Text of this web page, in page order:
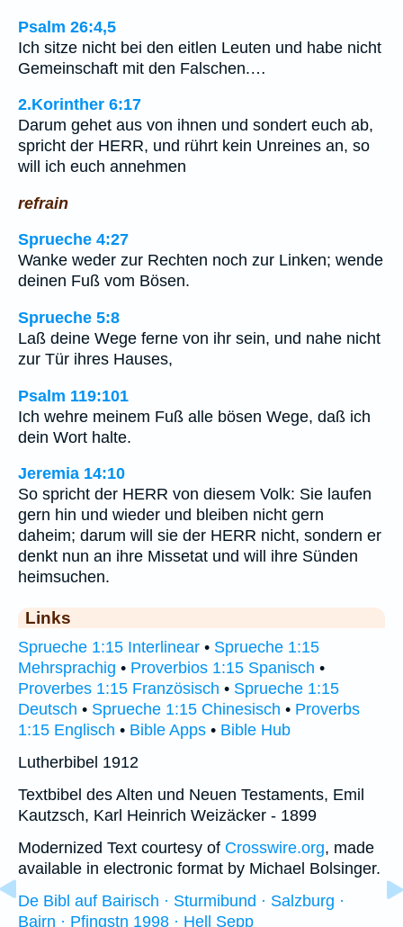
Psalm 26:4,5
Ich sitze nicht bei den eitlen Leuten und habe nicht
Gemeinschaft mit den Falschen.…
2.Korinther 6:17
Darum gehet aus von ihnen und sondert euch ab,
spricht der HERR, und rührt kein Unreines an, so
will ich euch annehmen
refrain
Sprueche 4:27
Wanke weder zur Rechten noch zur Linken; wende
deinen Fuß vom Bösen.
Sprueche 5:8
Laß deine Wege ferne von ihr sein, und nahe nicht
zur Tür ihres Hauses,
Psalm 119:101
Ich wehre meinem Fuß alle bösen Wege, daß ich
dein Wort halte.
Jeremia 14:10
So spricht der HERR von diesem Volk: Sie laufen
gern hin und wieder und bleiben nicht gern
daheim; darum will sie der HERR nicht, sondern er
denkt nun an ihre Missetat und will ihre Sünden
heimsuchen.
Links
Sprueche 1:15 Interlinear • Sprueche 1:15
Mehrsprachig • Proverbios 1:15 Spanisch •
Proverbes 1:15 Französisch • Sprueche 1:15
Deutsch • Sprueche 1:15 Chinesisch • Proverbs
1:15 Englisch • Bible Apps • Bible Hub
Lutherbibel 1912
Textbibel des Alten und Neuen Testaments, Emil
Kautzsch, Karl Heinrich Weizäcker - 1899
Modernized Text courtesy of Crosswire.org, made
available in electronic format by Michael Bolsinger.
De Bibl auf Bairisch · Sturmibund · Salzburg ·
Bairn · Pfingstn 1998 · Hell Sepp